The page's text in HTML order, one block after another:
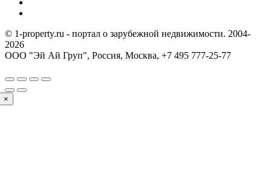
© 1-property.ru - портал о зарубежной недвижимости. 2004-
2026
ООО "Эй Ай Груп", Россия, Москва, +7 495 777-25-77
×